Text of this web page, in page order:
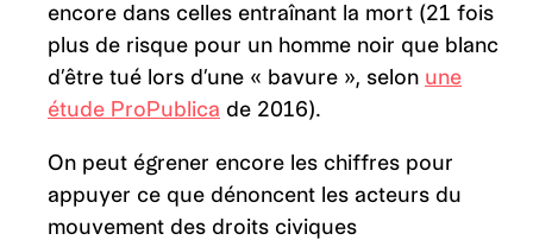
encore dans celles entraînant la mort (21 fois
plus de risque pour un homme noir que blanc
d’être tué lors d’une « bavure », selon une
étude ProPublica de 2016).
On peut égrener encore les chiffres pour
appuyer ce que dénoncent les acteurs du
mouvement des droits civiques